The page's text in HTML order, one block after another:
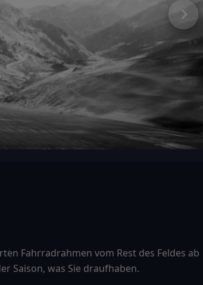
Fahrradrahmen vom Rest des Feldes ab
Saison, was Sie draufhaben.